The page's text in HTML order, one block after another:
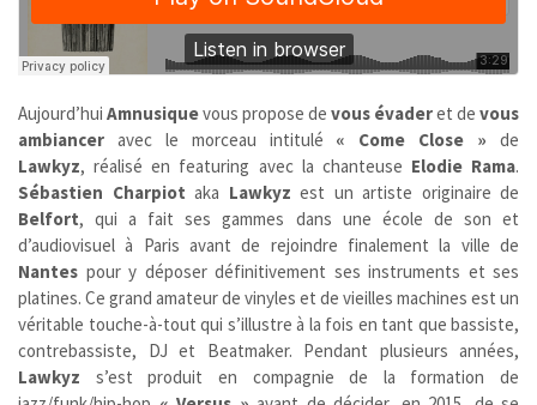
Aujourd’hui Amnusiquevous propose de vous évaderet de vous
ambiancer avec le morceau intitulé « Come Close » de
Lawkyz, réalisé en featuring avec la chanteuse Elodie Rama.
Sébastien Charpiot aka Lawkyz est un artiste originaire de
Belfort, qui a fait ses gammes dans une école de son et
d’audiovisuel à Paris avant de rejoindre finalement la ville de
Nantes pour y déposer définitivement ses instruments et ses
platines. Ce grand amateur de vinyles et de vieilles machines est un
véritable touche-à-tout qui s’illustre à la fois en tant que bassiste,
contrebassiste, DJ et Beatmaker. Pendant plusieurs années,
Lawkyz s’est produit en compagnie de la formation de